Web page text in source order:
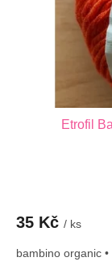
Etrofil
35 Kč / ks
bambino organic